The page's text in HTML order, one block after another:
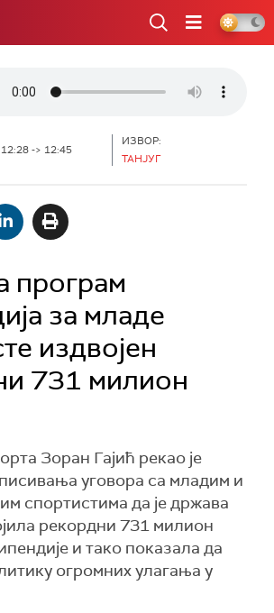
-> 12:45
ИЗВОР:
ТАНЈУГ
програм
за младе
издвојен
731 милион
Зоран Гајић рекао је
уговора са младим и
спортистима да је држава
рекордни 731 милион
и тако показала да
огромних улагања у